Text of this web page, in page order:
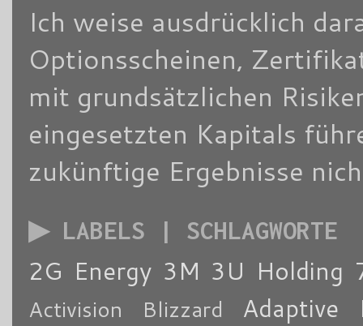
Ich weise ausdrücklich
Optionsscheinen,
mit grundsätzlichen
eingesetzten Kapitals
zukünftige Ergebnisse
▶ LABELS | SCHLAGWORTE
2G Energy 3M 3U Holding
Activision Blizzard
Adaptive